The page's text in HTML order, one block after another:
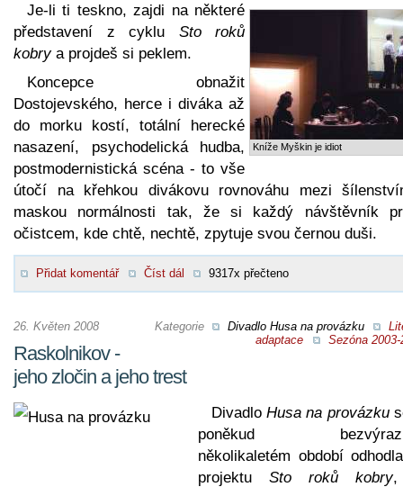
Kníže Myškin je idiot
Je-li ti teskno, zajdi na některé
představení z cyklu Sto roků
kobrya projdeš si peklem.
Koncepce obnažit
Dostojevského, herce i diváka až
do morku kostí, totální herecké
nasazení, psychodelická hudba,
postmodernistická scéna - to vše
útočí na křehkou divákovu rovnováhu mezi
maskou normálnosti tak, že si každý návštěvník
očistcem, kde chtě, nechtě, zpytuje svou černou duši.
Přidat komentář Číst dál 9317x přečteno
Kategorie Divadlo Husa na provázku
adaptace
Sezóna 2003-
26. Květen 2008
Raskolnikov -
jeho zločin a jeho trest
DivadloHusa na provázku
poněkud
několikaletém období
projektu Sto roků kobry,